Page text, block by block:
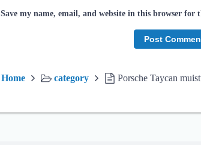
Save my name, email, and website in this browser for
Home category Porsche Taycan